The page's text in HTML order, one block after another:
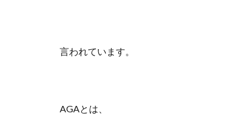
言われています。
AGAとは、